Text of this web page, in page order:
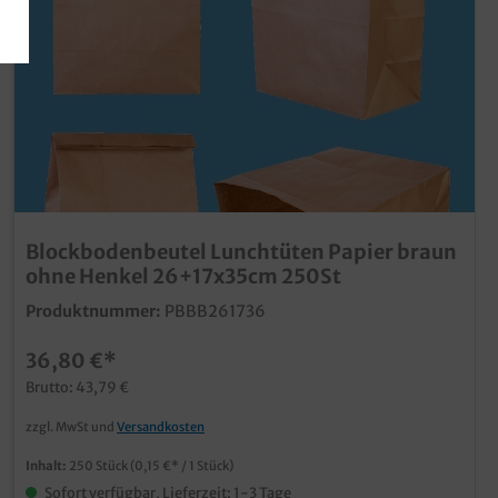
Blockbodenbeutel Lunchtüten Papier braun
ohne Henkel 26+17x35cm 250St
Produktnummer: PBBB261736
36,80 €*
Brutto: 43,79 €
zzgl. MwSt und Versandkosten
Inhalt: 250 Stück (0,15 €* / 1 Stück)
Sofort verfügbar, Lieferzeit: 1-3 Tage